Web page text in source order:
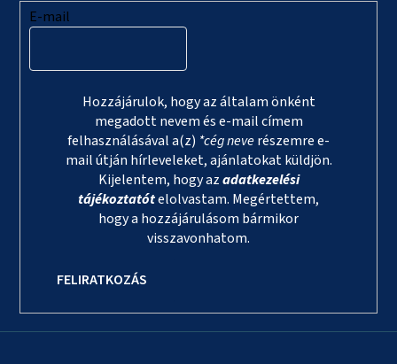
E-mail
Hozzájárulok, hogy az általam önként
megadott nevem és e-mail címem
felhasználásával a(z) *cég neverészemre e-
mail útján hírleveleket, ajánlatokat küldjön.
Kijelentem, hogy azadatkezelési
tájékoztatótelolvastam. Megértettem,
hogy a hozzájárulásom bármikor
visszavonhatom.
FELIRATKOZÁS